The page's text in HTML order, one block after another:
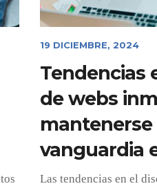
19 DICIEMBRE, 2024
Tendencias
de webs
mantenerse
vanguardia
Las tendencias en el